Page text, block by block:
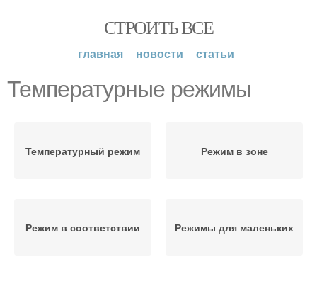
СТРОИТЬ ВСЕ
главная новости статьи
Температурные режимы
Температурный режим Режим в зоне
Режим в соответствии Режимы для маленьких